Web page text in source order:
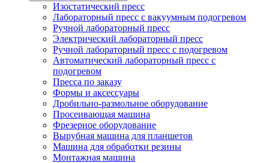
Изостатический пресс
Лабораторный пресс с вакуумным подогревом
Ручной лабораторный пресс
Электрический лабораторный пресс
Ручной лабораторный пресс с подогревом
Автоматический лабораторный пресс с
подогревом
Пресса по заказу
Формы и аксессуары
Дробильно-размольное оборудование
Просеивающая машина
Фрезерное оборудование
Вырубная машина для планшетов
Машина для обработки резины
Монтажная машина